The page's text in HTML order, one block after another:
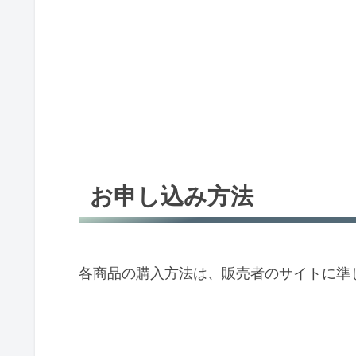
お申し込み方法
各商品の購入方法は、販売者のサイトに準